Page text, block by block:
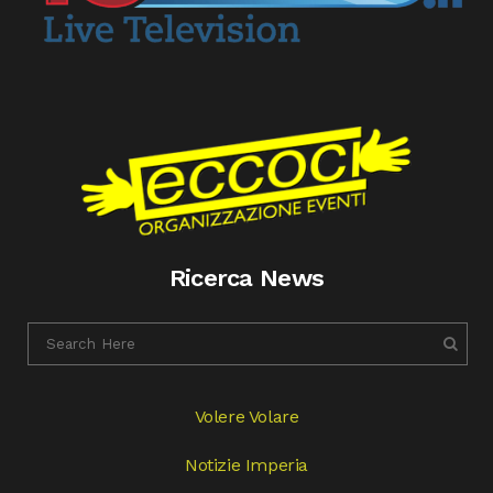
Ricerca News
Volere Volare
Notizie Imperia